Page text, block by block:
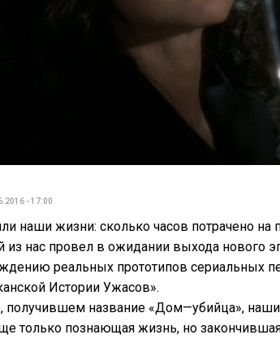
- 17:00
наши жизни: сколько часов потрачено на
из нас провел в ожидании выхода нового
реальных прототипов сериальных
Истории Ужасов».
, получившем название «Дом—убийца»,
только познающая жизнь, но